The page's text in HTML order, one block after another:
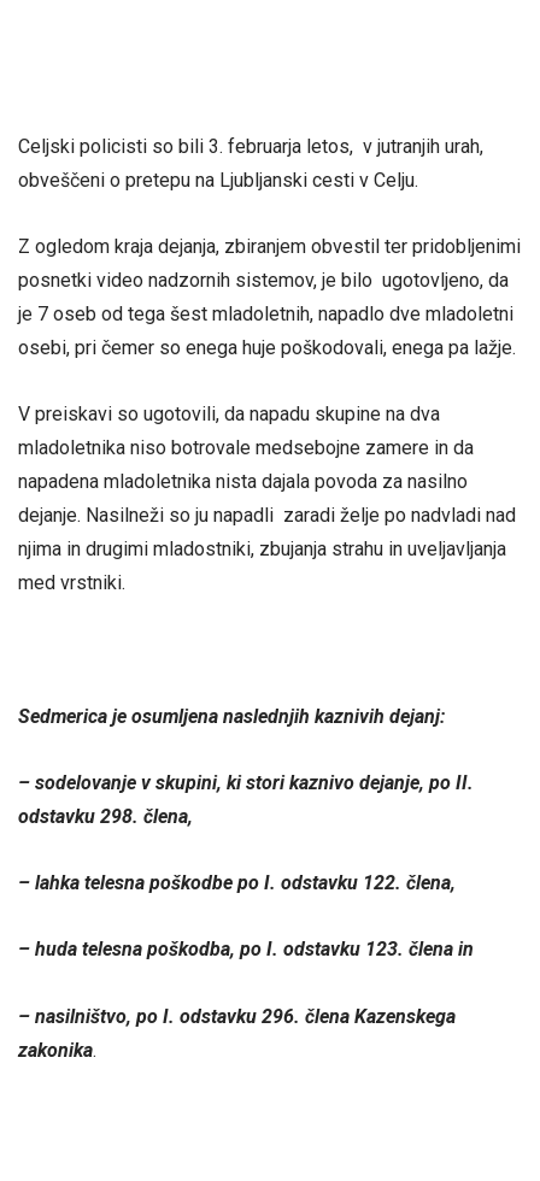
Celjski policisti so bili 3. februarja letos, v jutranjih urah,
obveščeni o pretepu na Ljubljanski cesti v Celju.
Z ogledom kraja dejanja, zbiranjem obvestil ter pridobljenimi
posnetki video nadzornih sistemov, je bilo ugotovljeno, da
je 7 oseb od tega šest mladoletnih, napadlo dve mladoletni
osebi, pri čemer so enega huje poškodovali, enega pa lažje.
V preiskavi so ugotovili, da napadu skupine na dva
mladoletnika niso botrovale medsebojne zamere in da
napadena mladoletnika nista dajala povoda za nasilno
dejanje. Nasilneži so ju napadli zaradi želje po nadvladi nad
njima in drugimi mladostniki, zbujanja strahu in uveljavljanja
med vrstniki.
Sedmerica je osumljena naslednjih kaznivih dejanj:
– sodelovanje v skupini, ki stori kaznivo dejanje, po II.
odstavku 298. člena,
– lahka telesna poškodbe po I. odstavku 122. člena,
– huda telesna poškodba, po I. odstavku 123. člena in
– nasilništvo, po I. odstavku 296. člena Kazenskega
zakonika.